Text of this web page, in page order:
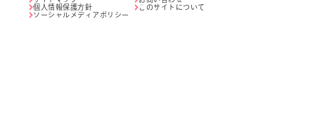
個人情報保護方針
このサイトについて
ソーシャルメディアポリシー